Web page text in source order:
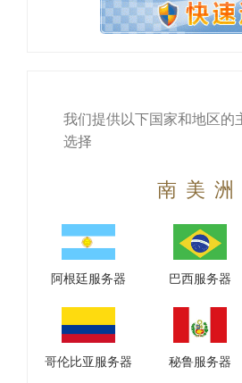
我们提供以下国家和地区的
选择
南美洲
阿根廷服务器 巴西服务器
哥伦比亚服务器 秘鲁服务器